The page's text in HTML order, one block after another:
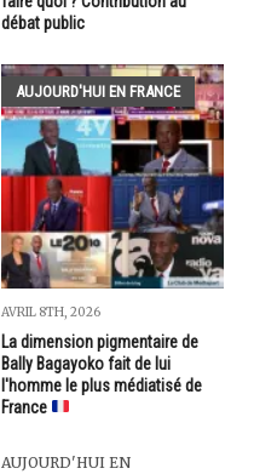
débat public
AUJOURD'HUI EN FRANCE
AVRIL 8TH, 2026
La dimension pigmentaire de
Bally Bagayoko fait de lui
l'homme le plus médiatisé de
France
AUJOURD'HUI EN